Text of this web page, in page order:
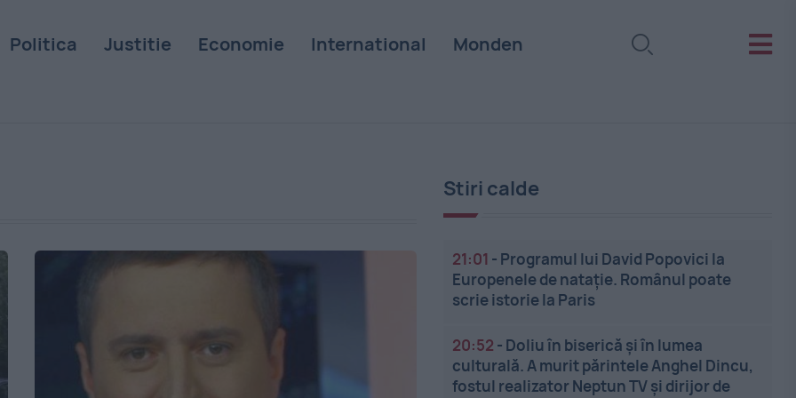
Politica Justitie Economie International Monden
Stiri calde
21:01 - Programul lui David Popovici la
Europenele de natație. Românul poate
scrie istorie la Paris
20:52 - Doliu în biserică și în lumea
culturală. A murit părintele Anghel Dincu,
fostul realizator Neptun TV și dirijor de